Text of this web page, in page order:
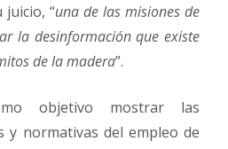
juicio, “una de las misiones de
la desinformación que existe
de la madera”.
objetivo mostrar las
y normativas del empleo de